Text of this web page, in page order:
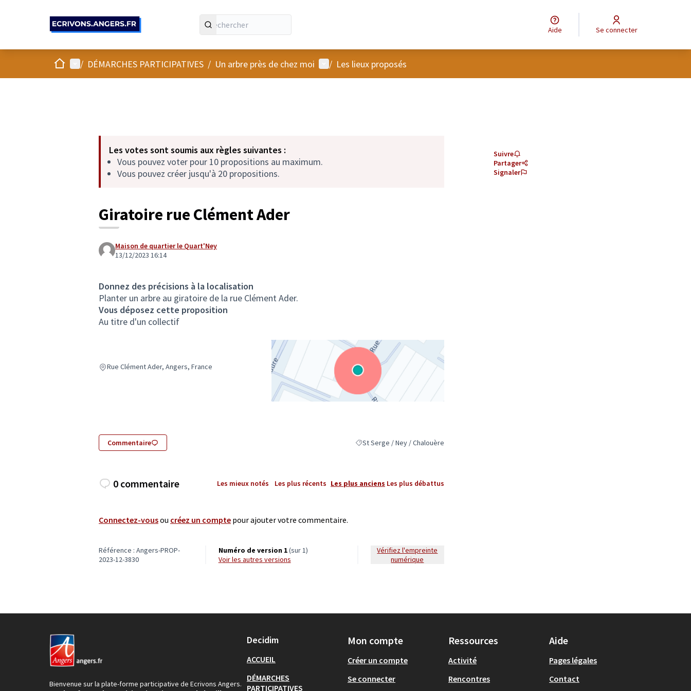
Aide Se connecter
AccueilMenu principal
/ DÉMARCHES PARTICIPATIVES / Un arbre près de chez moi Menu utilisateur
/ Les lieux proposés
Les votes sont soumis aux règles suivantes :
Vous pouvez voter pour 10 propositions au maximum.
Vous pouvez créer jusqu'à 20 propositions.
Giratoire rue Clément Ader
Maison de quartier le Quart'Ney
13/12/2023 16:14
Donnez des précisions à la localisation
Planter un arbre au giratoire de la rue Clément Ader.
Vous déposez cette proposition
Au titre d'un collectif
Rue Clément Ader, Angers, France
Commentaire Filtrer les résultats pour le secteur : St Serge / Ney / Chalouère
St Serge / Ney / Chalouère
Suivre
Partager
Signaler
0 commentaire Les mieux notés Les plus récents Les plus anciens Les plus débattus
Connectez-vousou créez un compte pour ajouter votre commentaire.
Référence : Angers-PROP-
2023-12-3830
Numéro de version 1(sur 1)
voir les autres versions
Vérifiez l'empreinte
numérique
Bienvenue sur la plate-forme participative de Ecrivons Angers.
Decidim
ACCUEIL
DÉMARCHES
PARTICIPATIVES
Mon compte
Créer un compte
Se connecter
Ressources
Activité
Rencontres
Aide
Pages légales
Contact